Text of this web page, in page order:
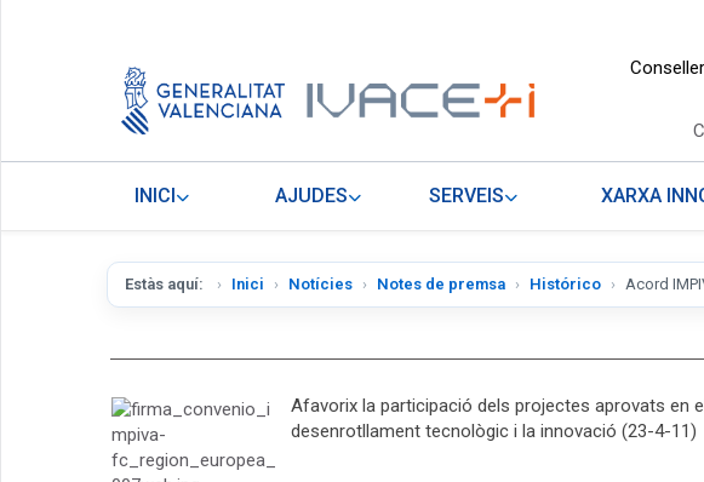
INICI AJUDES SERVEIS XARXA
Estàs aquí: Inici Notícies Notes de premsa Histórico Acord
Afavorix la participació dels projectes aprovats en
desenrotllament tecnològic i la innovació (23-4-11)